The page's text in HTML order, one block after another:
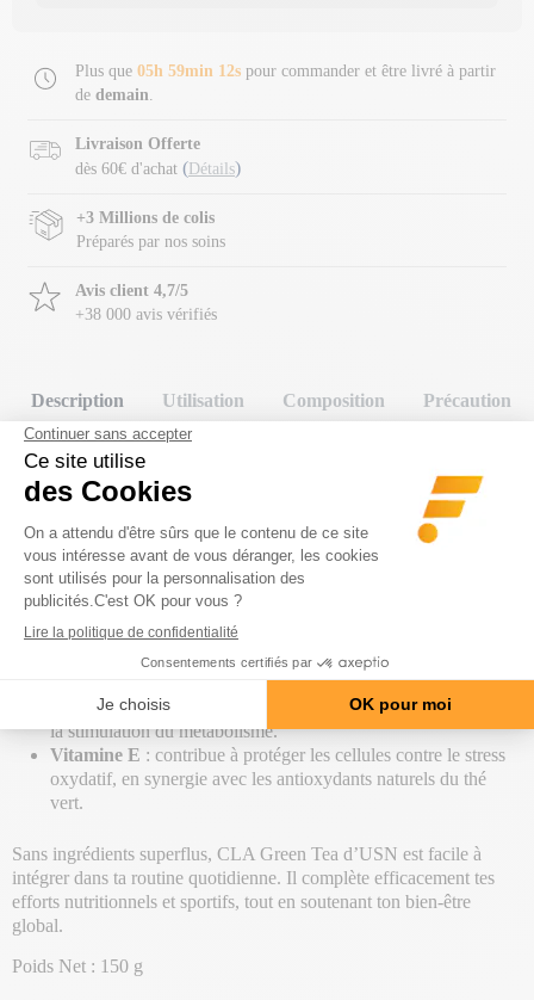
Plus que 05h 59min 11spour commander et être livré à partir
de demain.
Livraison Offerte
dès 60€ d'achat ( Détails)
+3 Millions de colis
Préparés par nos soins
Avis client 4,7/5
+38 000 avis vérifiés
Description Utilisation Composition Précaution
CLA Green Tea (90 caps)
qui combine des ingrédients reconnus pour t’aider à atteindre tes
objectifs de composition corporelle, dans le cadre d’une
Chaque portion t’apporte :
CLA(acide linoléique conjugué) : un acide gras
naturellement présent dans l’alimentation, utilisé en soutien
dans les phases de sèche ou de contrôle du poids.
: source de catéchines et polyphénols,
connus pour leurs propriétés antioxydantes et leur rôle dans
la stimulation du métabolisme.
Vitamine E : contribue à protéger les cellules contre le stress
oxydatif, en synergie avec les antioxydants naturels du thé
vert.
Sans ingrédients superflus, CLA Green Tea d’USN est facile à
intégrer dans ta routine quotidienne. Il complète efficacement tes
efforts nutritionnels et sportifs, tout en soutenant ton bien-être
global.
Poids Net : 150 g